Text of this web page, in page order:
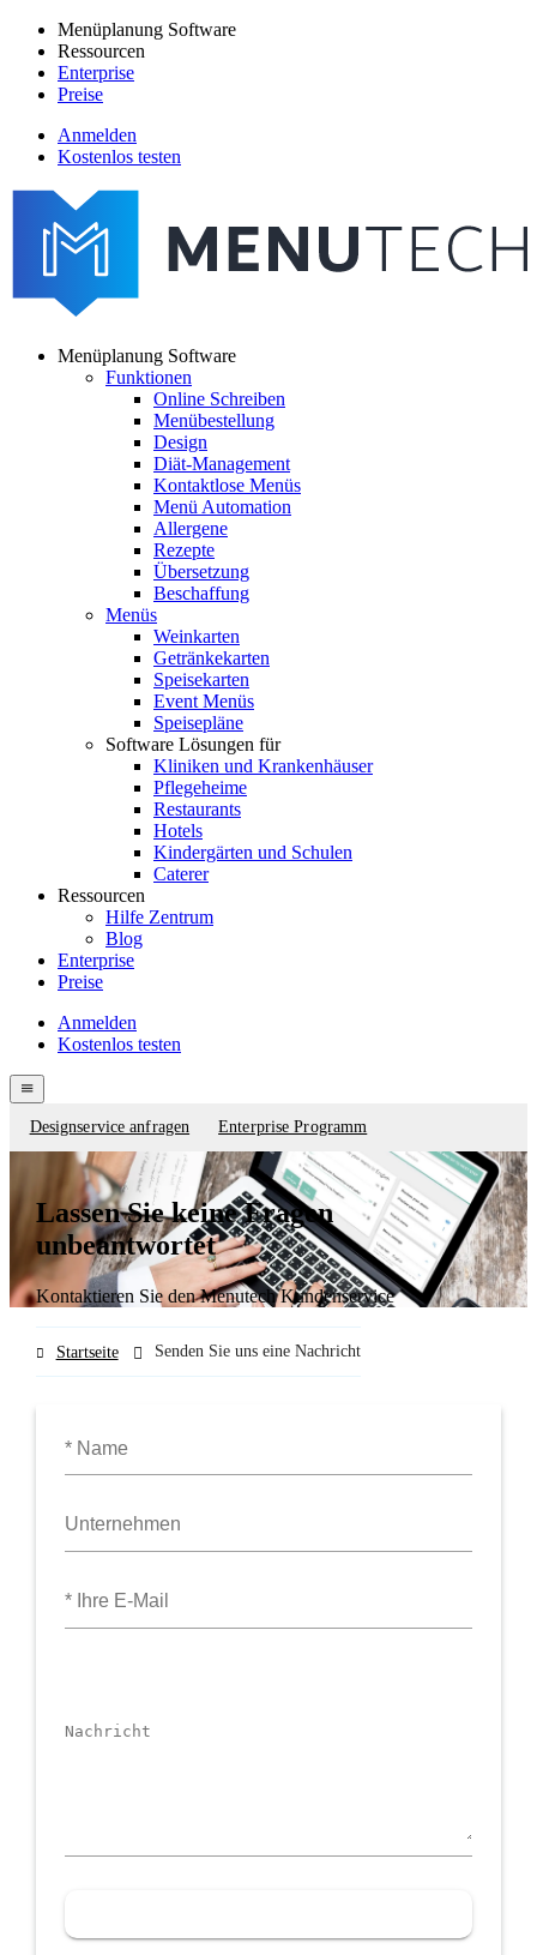
Direkt
zum
Inhalt
Main
navigation
Menüplanung Software
Ressourcen
Enterprise
Preise
menutech
navigation
Anmelden
Kostenlos testen
navigation
Menüplanung Software
Funktionen
Online Schreiben
Menübestellung
Design
Diät-Management
Kontaktlose Menüs
Menü Automation
Allergene
Rezepte
Übersetzung
Beschaffung
Menüs
Weinkarten
Getränkekarten
Speisekarten
Event Menüs
Speisepläne
Software Lösungen für
Kliniken und Krankenhäuser
Pflegeheime
Restaurants
Hotels
Kindergärten und Schulen
Caterer
Ressourcen
Hilfe Zentrum
Blog
Enterprise
Preise
Menutech
navigation
Anmelden
Kostenlos testen
menu
Contact
forms
Designservice anfragen Enterprise Programm
Lassen Sie keine Fragen
unbeantwortet
Kontaktieren Sie den Menutech Kundenservice
Startseite Senden Sie uns eine Nachricht
Name
Unternehmen
E-
Nachricht